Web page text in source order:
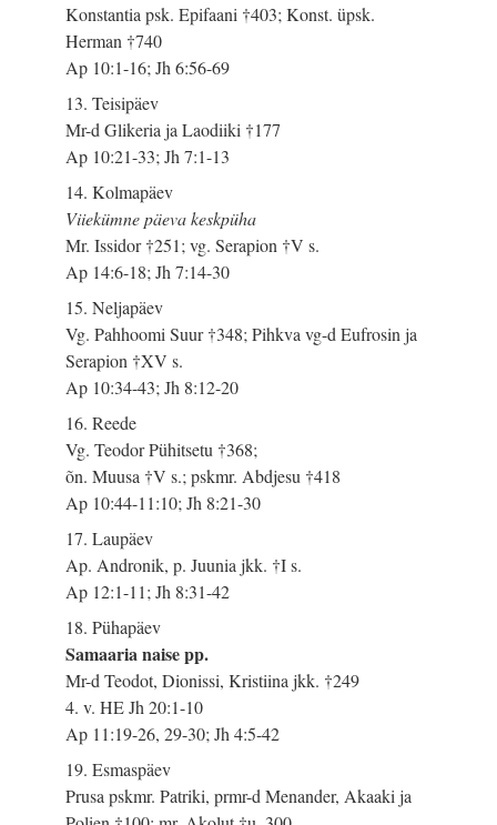
Konstantia psk. Epifaani †403; Konst. üpsk.
Herman †740
Ap 10:1-16; Jh 6:56-69
13. Teisipäev
Mr-d Glikeria ja Laodiiki †177
Ap 10:21-33; Jh 7:1-13
14. Kolmapäev
Viiekümne päeva keskpüha
Mr. Issidor †251; vg. Serapion †V s.
Ap 14:6-18; Jh 7:14-30
15. Neljapäev
Vg. Pahhoomi Suur †348; Pihkva vg-d Eufrosin ja
Serapion †XV s.
Ap 10:34-43; Jh 8:12-20
16. Reede
Vg. Teodor Pühitsetu †368;
õn. Muusa †V s.; pskmr. Abdjesu †418
Ap 10:44-11:10; Jh 8:21-30
17. Laupäev
Ap. Andronik, p. Juunia jkk. †I s.
Ap 12:1-11; Jh 8:31-42
18. Pühapäev
Samaaria naise pp.
Mr-d Teodot, Dionissi, Kristiina jkk. †249
4. v. HE Jh 20:1-10
Ap 11:19-26, 29-30; Jh 4:5-42
19. Esmaspäev
Prusa pskmr. Patriki, prmr-d Menander, Akaaki ja